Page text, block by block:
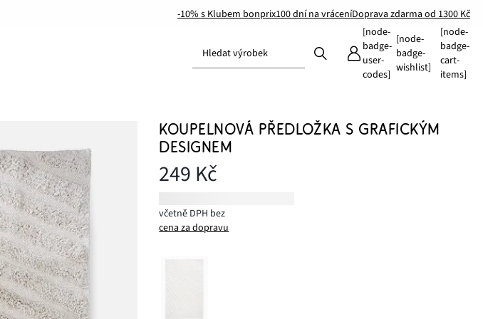
-10% s Klubem bonprix100 dní na vráceníDoprava zdarma od 1300 Kč
Hledat výrobek
[node-
badge-
user-
codes]
[node-
badge-
wishlist]
[node-
badge-
cart-
items]
KOUPELNOVÁ PŘEDLOŽKA S GRAFICKÝM
DESIGNEM
249 Kč
včetně DPH bez
cena za dopravu